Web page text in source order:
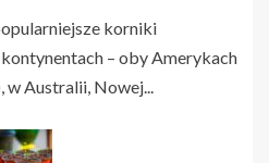
korniki
– oby Amerykach
Australii, Nowej...